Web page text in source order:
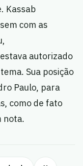
Kassab
com as
autorizado
Sua posição
Paulo, para
como de fato
nota.